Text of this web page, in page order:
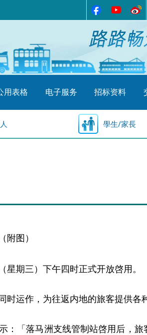
用表格 电子服务 招标资料
學生/家長
图）
星期三）下午四时正式开放啓用。
运作，为往返内地的旅客提供各种
「落马洲支线管制站啓用后，旅